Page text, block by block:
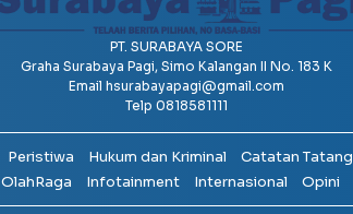
PT. SURABAYA SORE
Graha Surabaya Pagi, Simo Kalangan II No. 183 K
Email hsurabayapagi@gmail.com
Telp 0818581111
Peristiwa Hukum dan Kriminal Catatan Tatang
OlahRaga Infotainment Internasional Opini